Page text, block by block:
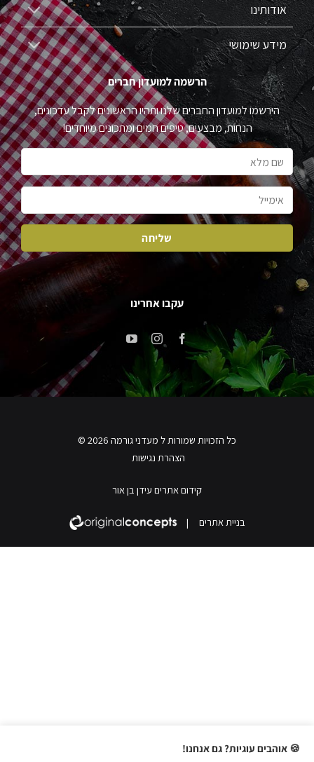
אודותינו
מידע שימושי
הרשמה למועדון חברים
הירשמו למועדון החברים שלנו ותהיו הראשונים לקבל עדכונים,
הנחות, מבצעים, טיפים חמים ומתכונים מיוחדים!
עקבו אחרינו
כל הזכויות שמורות ל מעדני גורמה 2026 ©
הצהרת נגישות
קידום אתרים עידן בן אור
בניית אתרים |
🍪 אוהבים עוגיות? גם אנחנו!